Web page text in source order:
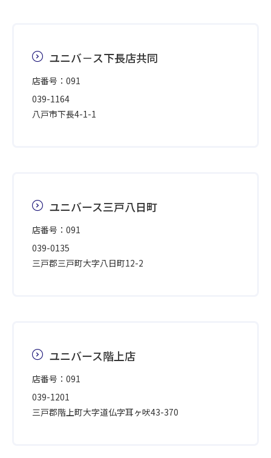
ユニバ－ス下長店共同
店番号：091
039-1164
八戸市下長4-1-1
ユニバース三戸八日町
店番号：091
039-0135
三戸郡三戸町大字八日町12-2
ユニバース階上店
店番号：091
039-1201
三戸郡階上町大字道仏字耳ヶ吠43-370